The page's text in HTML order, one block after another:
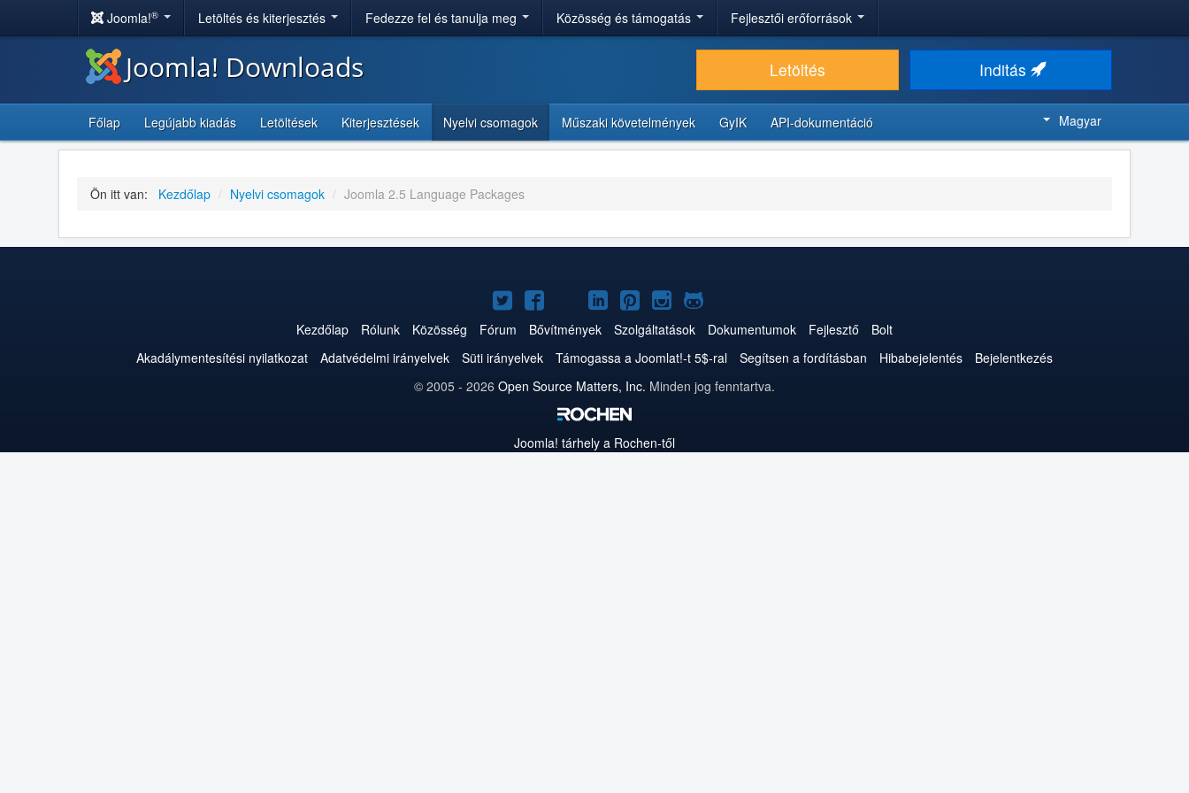
Joomla!® Letöltés és kiterjesztés Fedezze fel és tanulja meg Közösség és támogatás Fejlesztői erőforrások
Joomla! Downloads Letöltés Inditás
Főlap Legújabb kiadás Letöltések Kiterjesztések Nyelvi csomagok Műszaki követelmények GyIK API-dokumentáció Magyar
Ön itt van: Kezdőlap / Nyelvi csomagok / Joomla 2.5 Language Packages
Joomla!
a
Twitteren
Joomla!
a
Facebookon
Joomla!
a
YouTube-
on
Joomla!
a
LinkedInen
Joomla!
a
Pinteresten
Joomla!
az
Instagramon
Joomla!
GitHub-
on
Kezdőlap Rólunk Közösség Fórum Bővítmények Szolgáltatások Dokumentumok Fejlesztő
Bolt
Akadálymentesítési nyilatkozat
Adatvédelmi irányelvek Süti irányelvek Támogassa a Joomlat!-t 5$-ral Segítsen a fordításban Hibabejelentés
Bejelentkezés
© 2005 - 2026 Open Source Matters, Inc. Minden jog fenntartva.
Joomla! tárhely a Rochen-től